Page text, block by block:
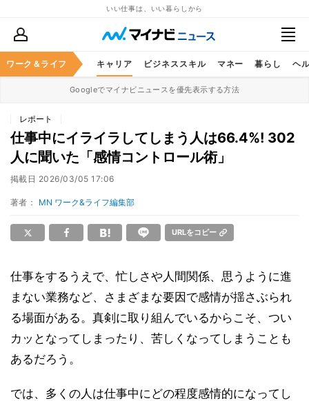
いい仕事は、いい暮らしから
ワーク＆ライフ キャリア ビジネススキル マネー 暮らし ヘ
Googleでマイナビニュースを優先表示する方法
レポート
仕事中にイライラしてしまう人は66.4%! 302
人に聞いた「感情コントロール術」
掲載日 2026/03/05 17:06
著者： MN ワーク&ライフ編集部
URLをコピー
仕事をするうえで、忙しさや人間関係、思うように進
まない業務など、さまざまな要因で感情が揺さぶられ
る場面がある。真剣に取り組んでいるからこそ、つい
カッとなってしまったり、苦しくなってしまうことも
あるだろう。
では、多くの人は仕事中にどの程度感情的になってし